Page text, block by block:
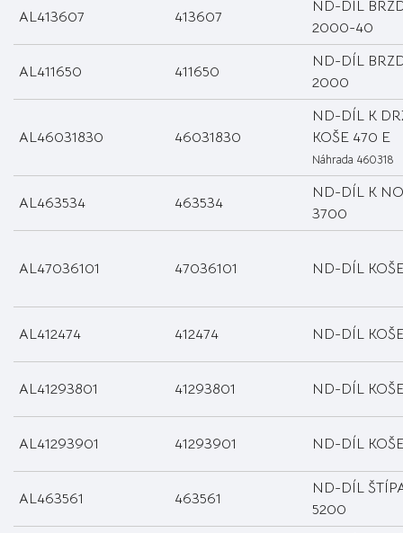
AL413607 413607
ND-DÍL
2000-40
AL411650 411650
ND-DÍL
2000
AL46031830 46031830
ND-DÍL K
KOŠE 470 E
Náhrada 460318
AL463534 463534
ND-DÍL K
3700
AL47036101 47036101 ND-DÍL
AL412474 412474 ND-DÍL
AL41293801 41293801 ND-DÍL
AL41293901 41293901 ND-DÍL
AL463561 463561
ND-DÍL
5200